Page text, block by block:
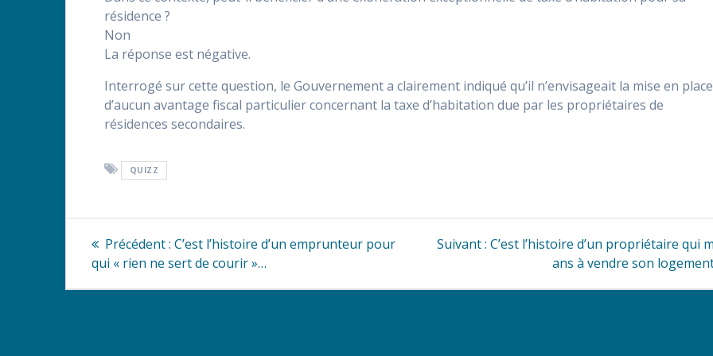
résidence ?
Non
La réponse est négative.
Interrogé sur cette question, le Gouvernement a clairement indiqué qu’il n’envisageait la mise en place
d’aucun avantage fiscal particulier concernant la taxe d’habitation due par les propriétaires de
résidences secondaires.
QUIZZ
Navigation
de
Précédent : Article
précédent
C’est l’histoire d’un emprunteur pour
qui « rien ne sert de courir »…
Suivant : Article
C’est l’histoire d’un propriétaire qui
ans à vendre son